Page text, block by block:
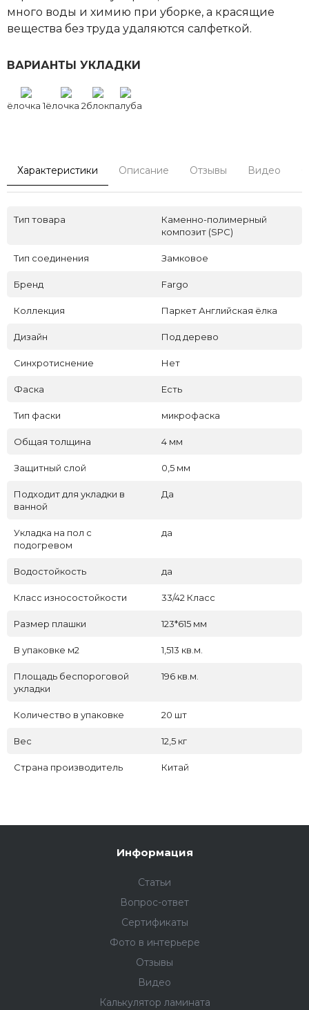
много воды и химию при уборке, а красящие
вещества без труда удаляются салфеткой.
ВАРИАНТЫ УКЛАДКИ
ёлочка 1ёлочка 2блокпалуба
Характеристики Описание Отзывы Видео
Тип товара
Каменно-полимерный
композит (SPC)
Тип соединения Замковое
Бренд Fargo
Коллекция Паркет Английская ёлка
Дизайн Под дерево
Синхротиснение Нет
Фаска Есть
Тип фаски микрофаска
Общая толщина 4 мм
Защитный слой 0,5 мм
Подходит для укладки в
ванной
Да
Укладка на пол c
подогревом
да
Водостойкость да
Класс износостойкости 33/42 Класс
Размер плашки 123*615 мм
В упаковке м2 1,513 кв.м.
Площадь беспороговой
укладки
196 кв.м.
Количество в упаковке 20 шт
Вес 12,5 кг
Страна производитель Китай
Информация
Статьи
Вопрос-ответ
Сертификаты
Фото в интерьере
Отзывы
Видео
Калькулятор ламината